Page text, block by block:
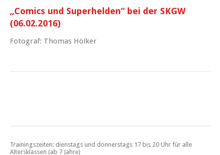
„Comics und Superhelden“ bei der SKGW
(06.02.2016)
Fotograf: Thomas Hölker
Trainingszeiten: dienstags und donnerstags 17 bis 20 Uhr für alle
Altersklassen (ab 7 Jahre)